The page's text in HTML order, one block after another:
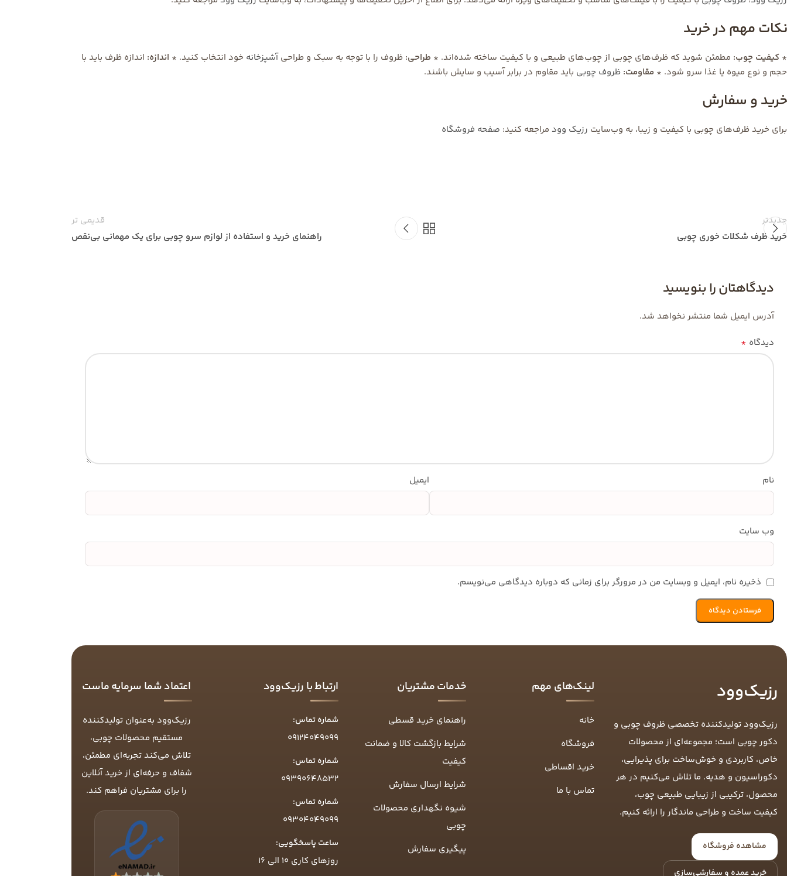
نکات مهم در خرید
* کیفیت چوب: مطمئن شوید که ظرف‌های چوبی از چوب‌های طبیعی و با کیفیت ساخته شده‌اند. * طراحی: ظروف را با توجه به سبک و طراحیآشپزخانه خود انتخاب کنید. * اندازه: اندازه ظرف باید با
حجم و نوع میوه یا غذا سرو شود. * مقاومت: ظروف چوبی باید مقاوم در برابر آسیب و سایش باشند.
خرید و سفارش
برای خرید ظرف‌های چوبی با کیفیت و زیبا، به وب‌سایت رزیک وود مراجعه کنید: صفحه فروشگاه
جدیدتر
خرید ظرف شکلات خوری چوبی
قدیمی تر
راهنمای خرید و استفاده از لوازم سرو چوبی برای یک مهمانی بی‌نقص
دیدگاهتان را بنویسید
آدرس ایمیل شما منتشر نخواهد شد.
دیدگاه *
نام ایمیل
وب‌ سایت
ذخیره نام، ایمیل و وبسایت من در مرورگر برای زمانی که دوباره دیدگاهی می‌نویسم.
رزیک‌وود
رزیک‌وود تولیدکننده تخصصی ظروف چوبی و
دکور چوبی است؛ مجموعه‌ای از محصولات
خاص، کاربردی و خوش‌ساخت برای پذیرایی،
دکوراسیون و هدیه. ما تلاش می‌کنیم در هر
محصول، ترکیبی از زیبایی طبیعی چوب،
کیفیت ساخت و طراحی ماندگار را ارائه کنیم.
مشاهده فروشگاه
خرید عمده و سفارشی‌سازی
لینک‌های مهم
خانه
فروشگاه
خرید اقساطی
تماس با ما
خدمات مشتریان
راهنمای خرید قسطی
شرایط بازگشت کالا و ضمانت
کیفیت
شرایط ارسال سفارش
شیوه نگهداری محصولات
چوبی
پیگیری سفارش
ارتباط با رزیک‌وود
شماره تماس:
09124049099
شماره تماس:
09390648532
شماره تماس:
09304049099
ساعت پاسخگویی:
روزهای کاری ۱۰ الی ۱۶
اعتماد شما سرمایه ماست
رزیک‌وود به‌عنوان تولیدکننده
مستقیم محصولات چوبی،
تلاش می‌کند تجربه‌ای مطمئن،
شفاف و حرفه‌ای از خرید آنلاین
را برای مشتریان فراهم کند.